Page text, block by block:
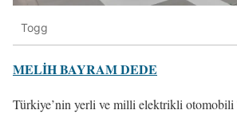
Togg
MELİH BAYRAM DEDE
Türkiye’nin yerli ve milli elektrikli otomobili